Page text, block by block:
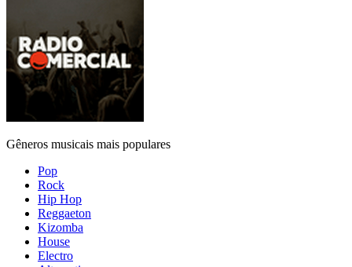
Gêneros musicais mais populares
Pop
Rock
Hip Hop
Reggaeton
Kizomba
House
Electro